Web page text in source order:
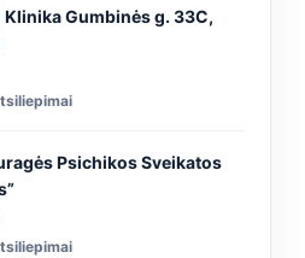
Klinika Gumbinės g. 33C,
Psichikos Sveikatos